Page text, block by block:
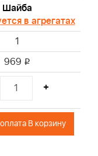
Шайба
в агрегатах
1
969 i
+
В корзину